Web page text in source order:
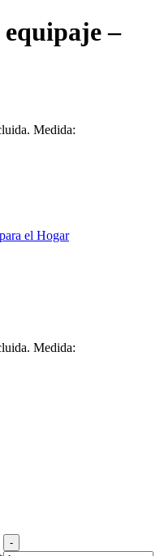
original
era:
UYU$
actual
es:
UYU$
–
Medida:
el Hogar
Medida:
Mástil